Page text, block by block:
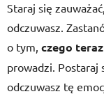
Staraj się
odczuwasz.
o tym, czego
prowadzi. Postaraj
odczuwasz tę